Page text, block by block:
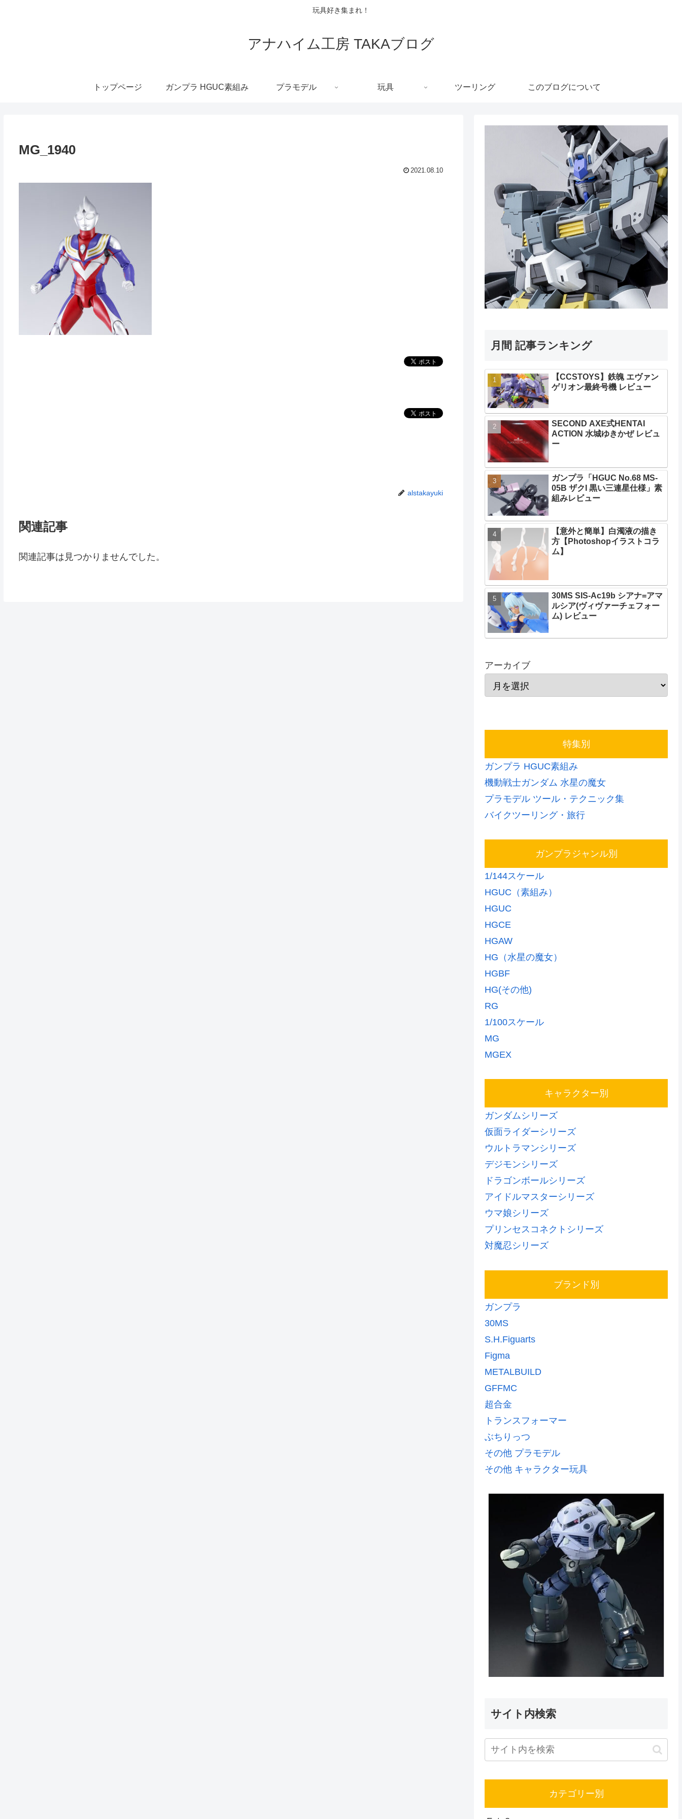
玩具好き集まれ！
アナハイム工房 TAKAブログ
トップページ ガンプラ HGUC素組み プラモデル 玩具 ツーリング このブログについて
MG_1940
2021.08.10
alstakayuki
関連記事
関連記事は見つかりませんでした。
月間 記事ランキング
【CCSTOYS】鉄魄 エヴァン
ゲリオン最終号機 レビュー
SECOND AXE式HENTAI
ACTION 水城ゆきかぜ レビュ
ー
ガンプラ「HGUC No.68 MS-
05B ザクI 黒い三連星仕様」素
組みレビュー
【意外と簡単】白濁液の描き
方【Photoshopイラストコラ
ム】
30MS SIS-Ac19b シアナ=アマ
ルシア(ヴィヴァーチェフォー
ム) レビュー
アーカイブ
特集別
ガンプラ HGUC素組み
機動戦士ガンダム 水星の魔女
プラモデル ツール・テクニック集
バイクツーリング・旅行
ガンプラジャンル別
1/144スケール
HGUC（素組み）
HGUC
HGCE
HGAW
HG（水星の魔女）
HGBF
HG(その他)
RG
1/100スケール
MG
MGEX
キャラクター別
ガンダムシリーズ
仮面ライダーシリーズ
ウルトラマンシリーズ
デジモンシリーズ
ドラゴンボールシリーズ
アイドルマスターシリーズ
ウマ娘シリーズ
プリンセスコネクトシリーズ
対魔忍シリーズ
ブランド別
ガンプラ
30MS
S.H.Figuarts
Figma
METALBUILD
GFFMC
超合金
トランスフォーマー
ぶちりっつ
その他 プラモデル
その他 キャラクター玩具
サイト内検索
カテゴリー別